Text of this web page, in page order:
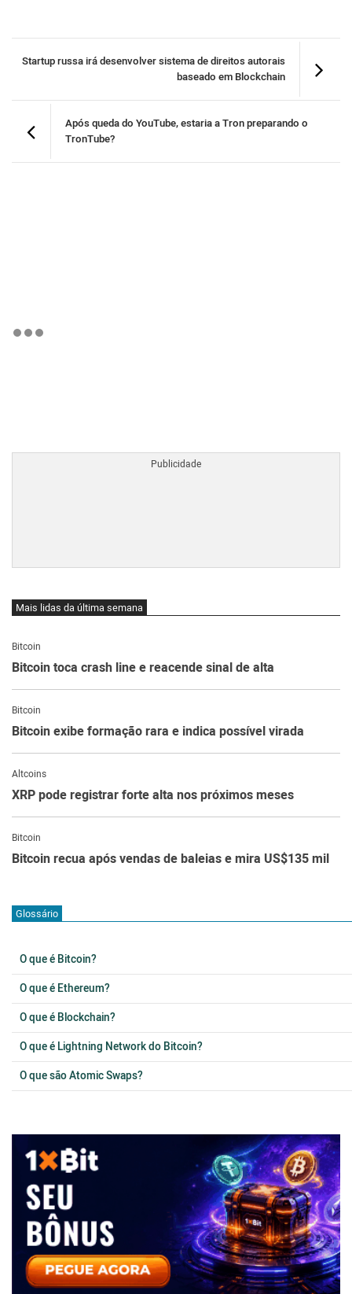
Startup russa irá desenvolver sistema de direitos autorais
baseado em Blockchain
Após queda do YouTube, estaria a Tron preparando o
TronTube?
Mais lidas da última semana
Bitcoin
Bitcoin toca crash line e reacende sinal de alta
Bitcoin
Bitcoin exibe formação rara e indica possível virada
Altcoins
XRP pode registrar forte alta nos próximos meses
Bitcoin
Bitcoin recua após vendas de baleias e mira US$135 mil
Glossário
O que é Bitcoin?
O que é Ethereum?
O que é Blockchain?
O que é Lightning Network do Bitcoin?
O que são Atomic Swaps?